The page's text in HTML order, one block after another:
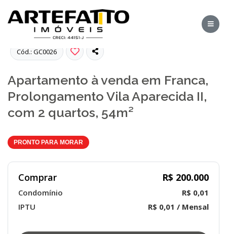
Cód.: GC0026
Apartamento à venda em Franca,
Prolongamento Vila Aparecida II,
com 2 quartos, 54m²
PRONTO PARA MORAR
Comprar R$ 200.000
Condomínio
R$ 0,01
IPTU
R$ 0,01 / Mensal